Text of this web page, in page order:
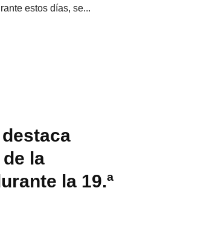
estos días, se...
la
la 19.ª